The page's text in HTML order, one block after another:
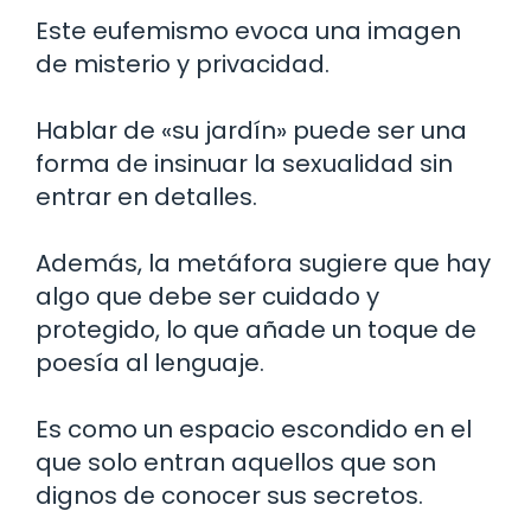
Este eufemismo evoca una imagen
de misterio y privacidad.
Hablar de «su jardín» puede ser una
forma de insinuar la sexualidad sin
entrar en detalles.
Además, la metáfora sugiere que hay
algo que debe ser cuidado y
protegido, lo que añade un toque de
poesía al lenguaje.
Es como un espacio escondido en el
que solo entran aquellos que son
dignos de conocer sus secretos.